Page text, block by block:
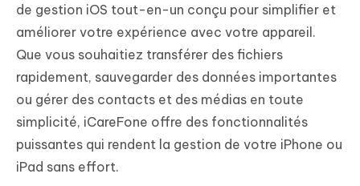
de gestion iOS tout-en-un conçu pour simplifier et
améliorer votre expérience avec votre appareil.
Que vous souhaitiez transférer des fichiers
rapidement, sauvegarder des données importantes
ou gérer des contacts et des médias en toute
simplicité, iCareFone offre des fonctionnalités
puissantes qui rendent la gestion de votre iPhone ou
iPad sans effort.